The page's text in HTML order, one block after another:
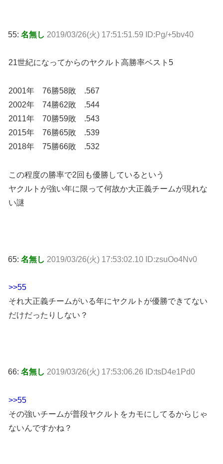
55: 名無し 2019/03/26(火) 17:51:51.59 ID:Pg/+5bv40
21世紀になってからのヤクルト高勝率ベスト5
2001年 76勝58敗 .567
2002年 74勝62敗 .544
2011年 70勝59敗 .543
2015年 76勝65敗 .539
2018年 75勝66敗 .532
この程度の勝率で2回も優勝しているという
ヤクルトが強い年に限って何故か大正義チームが現れな
い謎
65: 名無し 2019/03/26(火) 17:53:02.10 ID:zsuOo4Nv0
>>55
それ大正義チームがいる年にヤクルトが優勝できてない
だけだったりしない？
66: 名無し 2019/03/26(火) 17:53:06.26 ID:tsD4e1Pd0
>>55
その強いチームが普段ヤクルトをカモにしてるからじゃ
ないんですかね？